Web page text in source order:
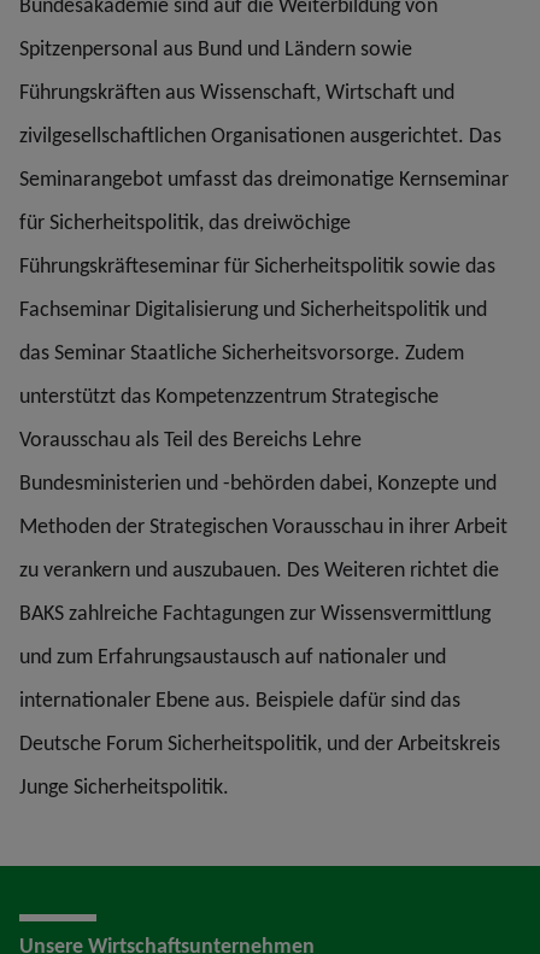
Spitzenpersonal aus Bund und Ländern sowie
Führungskräften aus Wissenschaft, Wirtschaft und
zivilgesellschaftlichen Organisationen ausgerichtet. Das
Seminarangebot umfasst das dreimonatige Kernseminar
für Sicherheitspolitik, das dreiwöchige
Führungskräfteseminar für Sicherheitspolitik sowie das
Fachseminar Digitalisierung und Sicherheitspolitik und
das Seminar Staatliche Sicherheitsvorsorge. Zudem
unterstützt das Kompetenzzentrum Strategische
Vorausschau als Teil des Bereichs Lehre
Bundesministerien und -behörden dabei, Konzepte und
Methoden der Strategischen Vorausschau in ihrer Arbeit
zu verankern und auszubauen. Des Weiteren richtet die
BAKS zahlreiche Fachtagungen zur Wissensvermittlung
und zum Erfahrungsaustausch auf nationaler und
internationaler Ebene aus. Beispiele dafür sind das
Deutsche Forum Sicherheitspolitik, und der Arbeitskreis
Junge Sicherheitspolitik.
Unsere Wirtschaftsunternehmen